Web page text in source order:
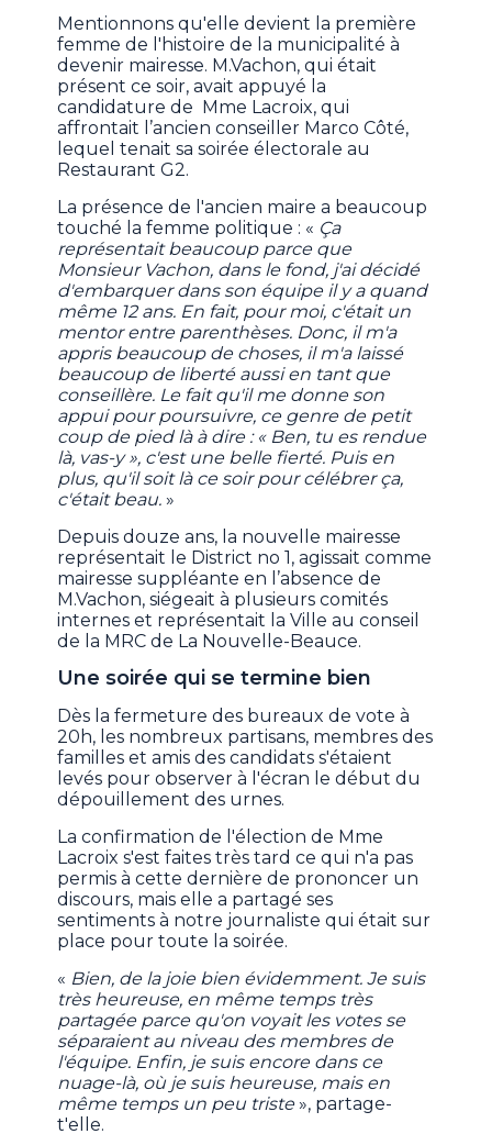
Mentionnons qu'elle devient la première
femme de l'histoire de la municipalité à
devenir mairesse. M.Vachon, qui était
présent ce soir, avait appuyé la
candidature de Mme Lacroix, qui
affrontait l’ancien conseiller Marco Côté,
lequel tenait sa soirée électorale au
Restaurant G2.
La présence de l'ancien maire a beaucoup
touché la femme politique : « Ça
représentait beaucoup parce que
Monsieur Vachon, dans le fond, j'ai décidé
d'embarquer dans son équipe il y a quand
même 12 ans. En fait, pour moi, c'était un
mentor entre parenthèses. Donc, il m'a
appris beaucoup de choses, il m'a laissé
beaucoup de liberté aussi en tant que
conseillère. Le fait qu'il me donne son
appui pour poursuivre, ce genre de petit
coup de pied là à dire : « Ben, tu es rendue
là, vas-y », c'est une belle fierté. Puis en
plus, qu'il soit là ce soir pour célébrer ça,
c'était beau. »
Depuis douze ans, la nouvelle mairesse
représentait le District no 1, agissait comme
mairesse suppléante en l’absence de
M.Vachon, siégeait à plusieurs comités
internes et représentait la Ville au conseil
de la MRC de La Nouvelle-Beauce.
Une soirée qui se termine bien
Dès la fermeture des bureaux de vote à
20h, les nombreux partisans, membres des
familles et amis des candidats s'étaient
levés pour observer à l'écran le début du
dépouillement des urnes.
La confirmation de l'élection de Mme
Lacroix s'est faites très tard ce qui n'a pas
permis à cette dernière de prononcer un
discours, mais elle a partagé ses
sentiments à notre journaliste qui était sur
place pour toute la soirée.
« Bien, de la joie bien évidemment. Je suis
très heureuse, en même temps très
partagée parce qu'on voyait les votes se
séparaient au niveau des membres de
l'équipe. Enfin, je suis encore dans ce
nuage-là, où je suis heureuse, mais en
même temps un peu triste», partage-
t'elle.